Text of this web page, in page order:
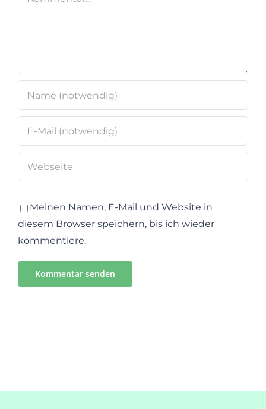
Meinen Namen, E-Mail und Website in
diesem Browser speichern, bis ich wieder
kommentiere.